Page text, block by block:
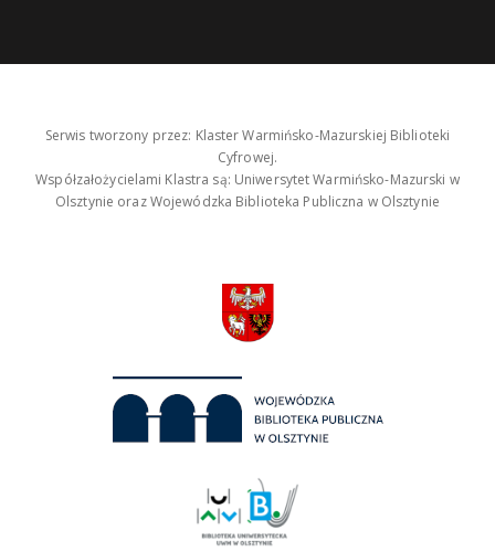
Serwis tworzony przez: Klaster Warmińsko-Mazurskiej Biblioteki
Cyfrowej.
Współzałożycielami Klastra są: Uniwersytet Warmińsko-Mazurski w
Olsztynie oraz Wojewódzka Biblioteka Publiczna w Olsztynie